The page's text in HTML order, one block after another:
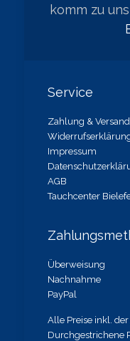
komm zu
Service
Zahlung & Versand
Impressum
AGB
Tauchcenter
Überweisung
Nachnahme
PayPal
Alle Preise inkl. der
Durchgestrichene